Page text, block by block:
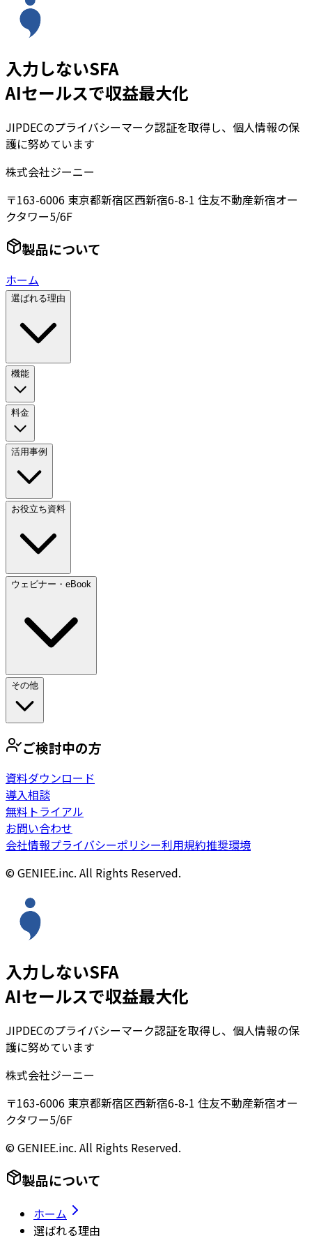
入力しないSFA
AIセールスで収益最大化
JIPDECのプライバシーマーク認証を取得し、個人情報の保
護に努めています
株式会社ジーニー
〒163-6006 東京都新宿区西新宿6-8-1 住友不動産新宿オー
クタワー5/6F
製品について
ホーム
選ばれる理由
機能
料金
活用事例
お役立ち資料
ウェビナー・eBook
その他
ご検討中の方
資料ダウンロード
導入相談
無料トライアル
お問い合わせ
会社情報プライバシーポリシー利用規約推奨環境
© GENIEE.inc. All Rights Reserved.
入力しないSFA
AIセールスで収益最大化
JIPDECのプライバシーマーク認証を取得し、個人情報の保
護に努めています
株式会社ジーニー
〒163-6006 東京都新宿区西新宿6-8-1 住友不動産新宿オー
クタワー5/6F
© GENIEE.inc. All Rights Reserved.
製品について
ホーム
選ばれる理由